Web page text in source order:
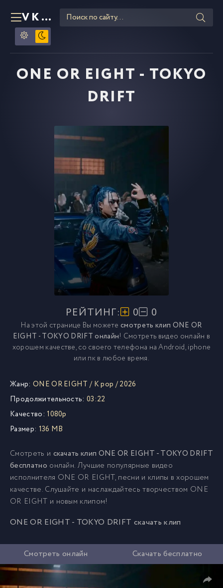
VKLIPE RU
ONE OR EIGHT - TOKYO
DRIFT
РЕЙТИНГ: 0 0
На этой странице Вы можетесмотреть клип ONE OR
EIGHT - TOKYO DRIFT онлайн! Смотреть видео онлайн в
хорошем качестве, со своего телефона на Android, iphone
или пк в любое время.
Жанр: ONE OR EIGHT / K pop /2026
Продолжительность: 03:22
Качество: 1080p
Размер: 136 MB
Смотреть и скачать клип ONE OR EIGHT - TOKYO DRIFT
бесплатно онлайн. Лучшие популярные видео
исполнителя ONE OR EIGHT, песни и клипы в хорошем
качестве. Слушайте и наслаждайтесь творчеством ONE
OR EIGHT и новым клипом!
ONE OR EIGHT - TOKYO DRIFT скачать клип
Смотреть онлайн Скачать бесплатно